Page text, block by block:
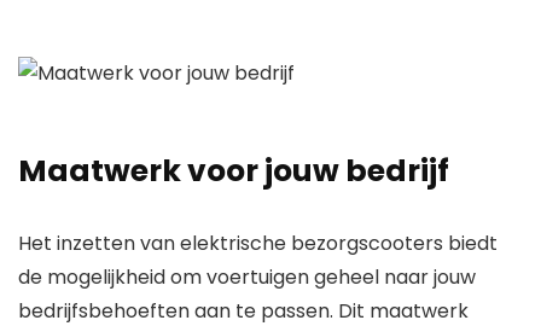
Maatwerk voor jouw bedrijf
Het inzetten van elektrische bezorgscooters biedt
de mogelijkheid om voertuigen geheel naar jouw
bedrijfsbehoeften aan te passen. Dit maatwerk